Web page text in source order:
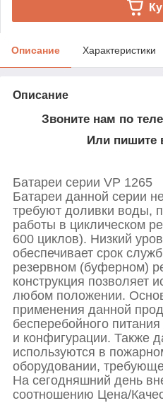
Описание Характеристики
Описание
Звоните нам по
Или пишите
Батареи серии VP 1265
Батареи данной серии
требуют доливки воды,
работы в циклическом
600 циклов). Низкий
обеспечивает срок
резервном (буферном)
конструкция позволяет
любом положении.
применения данной
бесперебойного
и конфигурации. Также
используются в
оборудовании,
На сегодняшний день
соотношению Цена/